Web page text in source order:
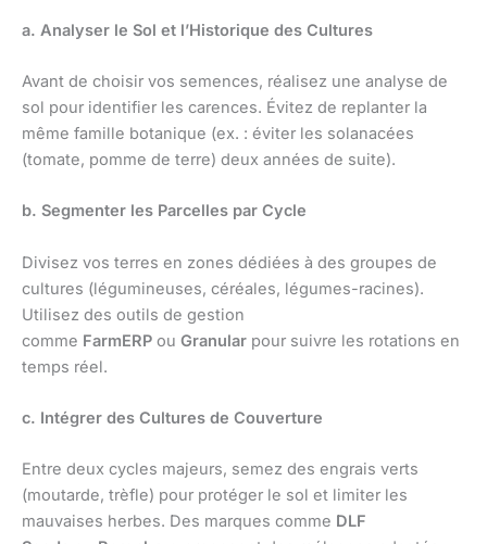
a. Analyser le Sol et l’Historique des Cultures
Avant de choisir vos semences, réalisez une analyse de
sol pour identifier les carences. Évitez de replanter la
même famille botanique (ex. : éviter les solanacées
(tomate, pomme de terre) deux années de suite).
b. Segmenter les Parcelles par Cycle
Divisez vos terres en zones dédiées à des groupes de
cultures (légumineuses, céréales, légumes-racines).
Utilisez des outils de gestion
comme FarmERP ou Granular pour suivre les rotations en
temps réel.
c. Intégrer des Cultures de Couverture
Entre deux cycles majeurs, semez des engrais verts
(moutarde, trèfle) pour protéger le sol et limiter les
mauvaises herbes. Des marques comme DLF